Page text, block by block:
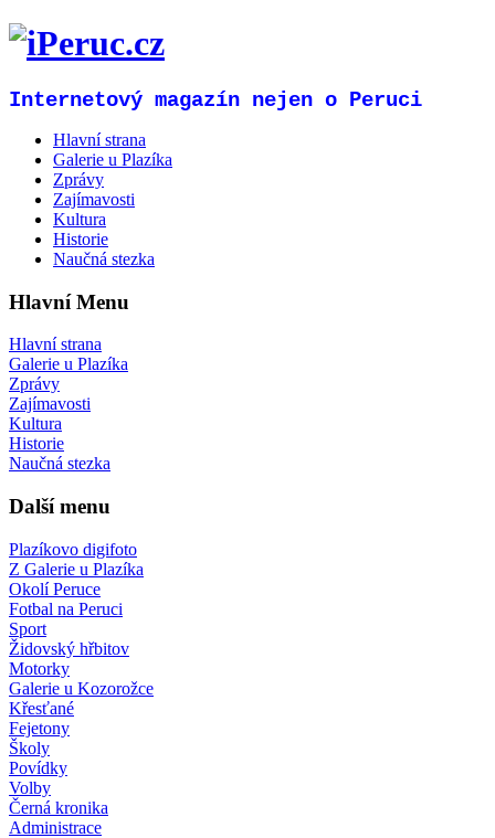
Internetový magazín nejen o Peruci
Hlavní strana
Galerie u Plazíka
Zprávy
Zajímavosti
Kultura
Historie
Naučná stezka
Hlavní Menu
Hlavní strana
Galerie u Plazíka
Zprávy
Zajímavosti
Kultura
Historie
Naučná stezka
Další menu
Plazíkovo digifoto
Z Galerie u Plazíka
Okolí Peruce
Fotbal na Peruci
Sport
Židovský hřbitov
Motorky
Galerie u Kozorožce
Křesťané
Fejetony
Školy
Povídky
Volby
Černá kronika
Administrace